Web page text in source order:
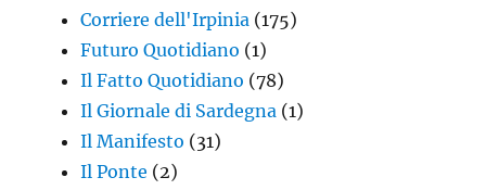
Corriere dell'Irpinia (175)
Futuro Quotidiano (1)
Il Fatto Quotidiano (78)
Il Giornale di Sardegna (1)
Il Manifesto (31)
Il Ponte (2)